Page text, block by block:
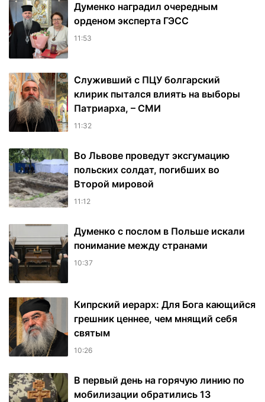
Думенко наградил очередным
орденом эксперта ГЭСС
11:53
Служивший с ПЦУ болгарский
клирик пытался влиять на выборы
Патриарха, – СМИ
11:32
Во Львове проведут эксгумацию
польских солдат, погибших во
Второй мировой
11:12
Думенко с послом в Польше искали
понимание между странами
10:37
Кипрский иерарх: Для Бога кающийся
грешник ценнее, чем мнящий себя
святым
10:26
В первый день на горячую линию по
мобилизации обратились 13